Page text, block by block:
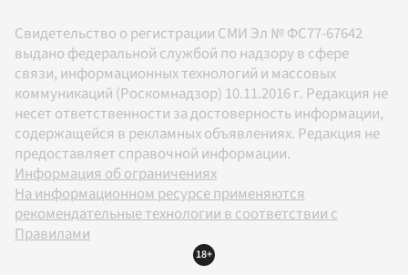
Свидетельство о регистрации СМИ Эл № ФС77-67642
выдано федеральной службой по надзору в сфере
связи, информационных технологий и массовых
коммуникаций (Роскомнадзор) 10.11.2016 г. Редакция не
несет ответственности за достоверность информации,
содержащейся в рекламных объявлениях. Редакция не
предоставляет справочной информации.
Информация об ограничениях
На информационном ресурсе применяются
рекомендательные технологии в соответствии с
Правилами
18+